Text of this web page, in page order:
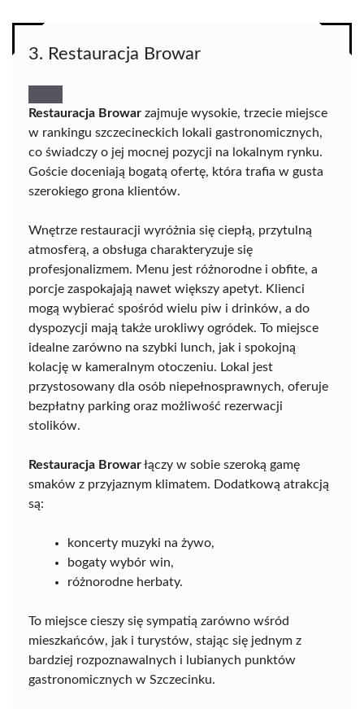
3. Restauracja Browar
Restauracja Browar zajmuje wysokie, trzecie miejsce
w rankingu szczecineckich lokali gastronomicznych,
co świadczy o jej mocnej pozycji na lokalnym rynku.
Goście doceniają bogatą ofertę, która trafia w gusta
szerokiego grona klientów.
Wnętrze restauracji wyróżnia się ciepłą, przytulną
atmosferą, a obsługa charakteryzuje się
profesjonalizmem. Menu jest różnorodne i obfite, a
porcje zaspokajają nawet większy apetyt. Klienci
mogą wybierać spośród wielu piw i drinków, a do
dyspozycji mają także urokliwy ogródek. To miejsce
idealne zarówno na szybki lunch, jak i spokojną
kolację w kameralnym otoczeniu. Lokal jest
przystosowany dla osób niepełnosprawnych, oferuje
bezpłatny parking oraz możliwość rezerwacji
stolików.
Restauracja Browarłączy w sobie szeroką gamę
smaków z przyjaznym klimatem. Dodatkową atrakcją
są:
koncerty muzyki na żywo,
bogaty wybór win,
różnorodne herbaty.
To miejsce cieszy się sympatią zarówno wśród
mieszkańców, jak i turystów, stając się jednym z
bardziej rozpoznawalnych i lubianych punktów
gastronomicznych w Szczecinku.